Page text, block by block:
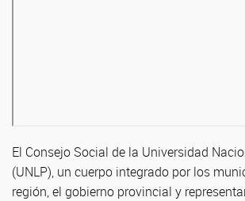
El Consejo Social de la Universidad
(UNLP), un cuerpo integrado por los
región, el gobierno provincial y